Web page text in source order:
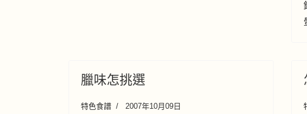
臘味怎挑選
特色食譜 2007年10月09日